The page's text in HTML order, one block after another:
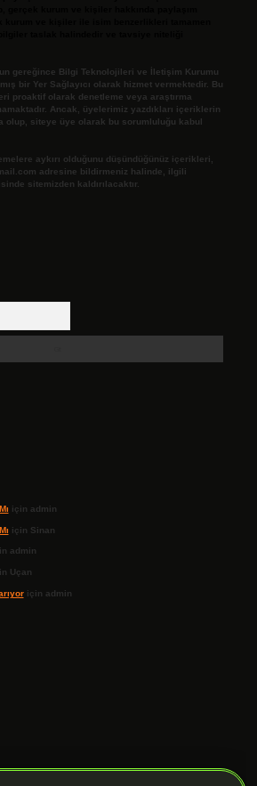
gereğince Bilgi Teknolojileri ve İletişim Kurumu
bir Yer Sağlayıcı olarak hizmet vermektedir. Bu
proaktif olarak denetleme veya araştırma
Ancak, üyelerimiz yazdıkları içeriklerin
olup, siteye üye olarak bu sorumluluğu kabul
aykırı olduğunu düşündüğünüz içerikleri,
adresine bildirmeniz halinde, ilgili
sitemizden kaldırılacaktır.
için admin
için Sinan
admin
Uçan
için admin